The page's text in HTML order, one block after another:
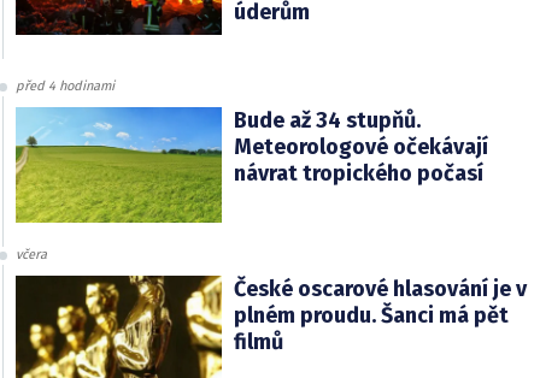
úderům
před 4 hodinami
Bude až 34 stupňů.
Meteorologové očekávají
návrat tropického počasí
včera
České oscarové hlasování je v
plném proudu. Šanci má pět
filmů